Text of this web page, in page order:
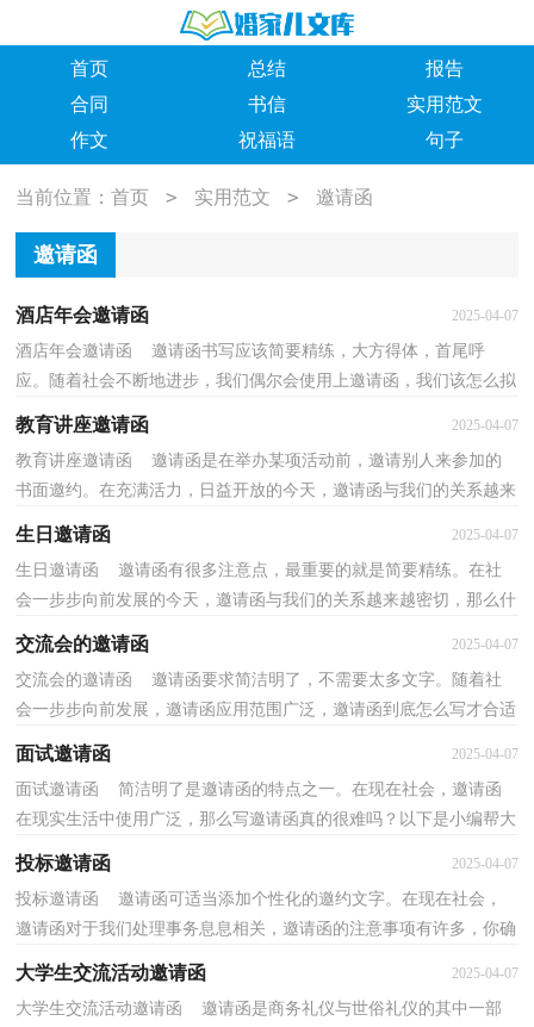
首页 总结
报告
合同
书信
实用范文
作文
祝福语 句子
当前位置：首页 > 实用范文 > 邀请函
邀请函
酒店年会邀请函 2025-04-07
酒店年会邀请函 邀请函书写应该简要精练，大方得体，首尾呼
应。随着社会不断地进步，我们偶尔会使用上邀请函，我们该怎么拟
定邀请函呢？以下是小编整理的酒店年会邀请函，仅供参考，欢...
教育讲座邀请函 2025-04-07
教育讲座邀请函 邀请函是在举办某项活动前，邀请别人来参加的
书面邀约。在充满活力，日益开放的今天，邀请函与我们的关系越来
生日邀请函 2025-04-07
生日邀请函 邀请函有很多注意点，最重要的就是简要精练。在社
会一步步向前发展的今天，邀请函与我们的关系越来越密切，那么什
么样的邀请函才是有效的呢？下面是小编整理的 生日...
交流会的邀请函 2025-04-07
交流会的邀请函 邀请函要求简洁明了，不需要太多文字。随着社
会一步步向前发展，邀请函应用范围广泛，邀请函到底怎么写才合适
面试邀请函 2025-04-07
面试邀请函 简洁明了是邀请函的特点之一。在现在社会，邀请函
在现实生活中使用广泛，那么写邀请函真的很难吗？以下是小编帮大
投标邀请函 2025-04-07
投标邀请函 邀请函可适当添加个性化的邀约文字。在现在社会，
邀请函对于我们处理事务息息相关，邀请函的注意事项有许多，你确
定会写吗？以下是小编整理的投标邀请函，欢迎大家分享...
大学生交流活动邀请函 2025-04-07
大学生交流活动邀请函 邀请函是商务礼仪与世俗礼仪的其中一部